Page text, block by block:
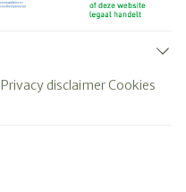
Privacy disclaimerCookies